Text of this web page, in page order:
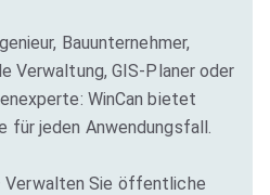
Bauunternehmer,
Verwaltung, GIS-Planer oder
WinCan bietet
für jeden Anwendungsfall.
Verwalten Sie öffentliche